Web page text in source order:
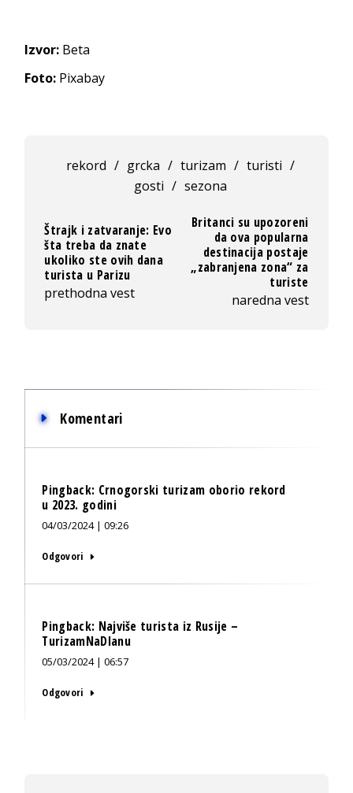
Izvor: Beta
Foto: Pixabay
rekord / grcka / turizam / turisti /
gosti / sezona
Štrajk i zatvaranje: Evo
šta treba da znate
ukoliko ste ovih dana
turista u Parizu
prethodna vest
Britanci su upozoreni
da ova popularna
destinacija postaje
„zabranjena zona“ za
turiste
naredna vest
Komentari
Pingback: Crnogorski turizam oborio rekord
u 2023. godini
04/03/2024 | 09:26
Odgovori
Pingback: Najviše turista iz Rusije –
TurizamNaDlanu
05/03/2024 | 06:57
Odgovori